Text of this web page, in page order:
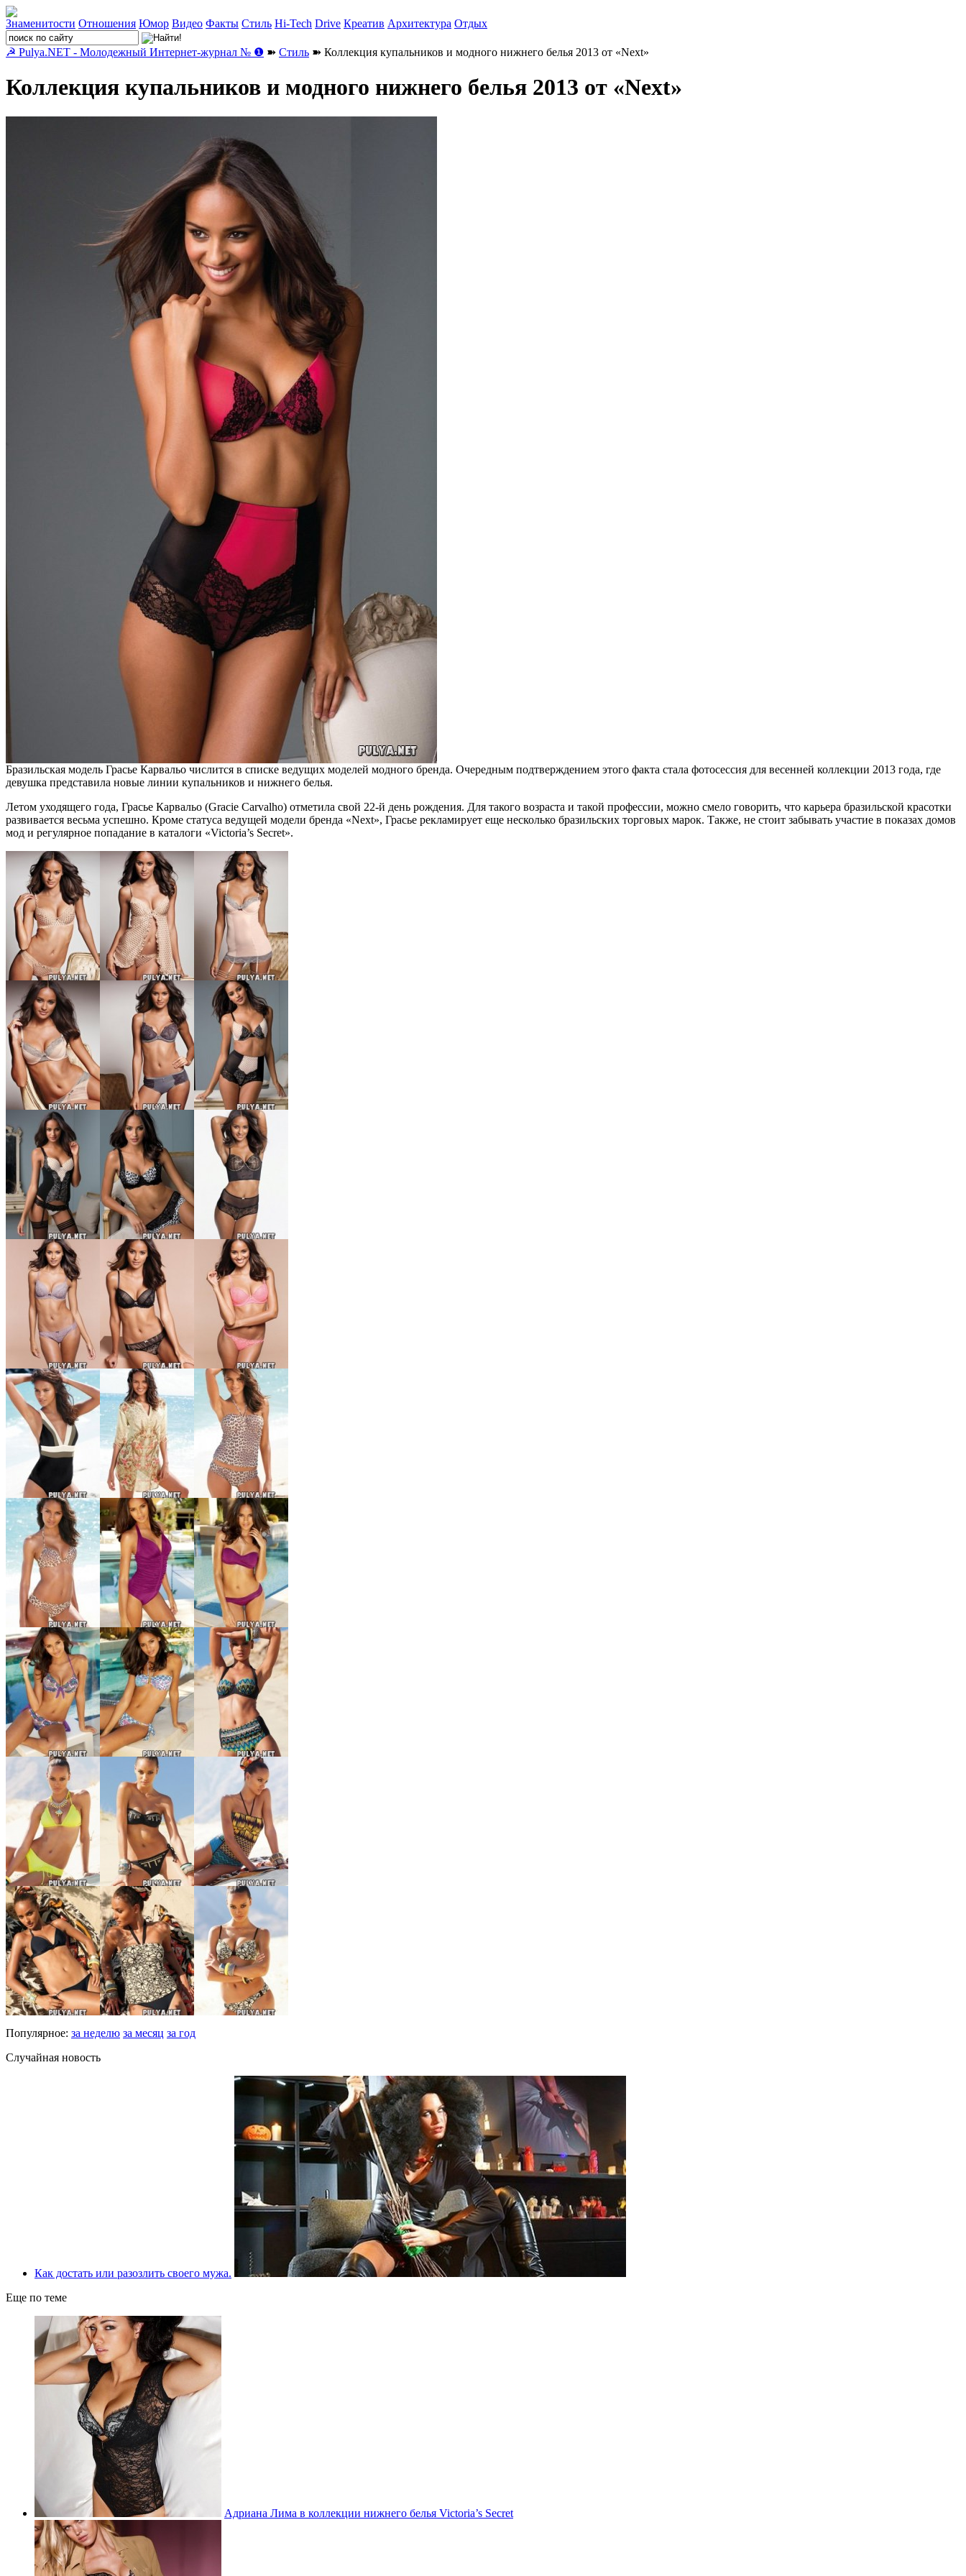
Знаменитости Отношения Юмор Видео Факты Стиль Hi-Tech Drive Креатив Архитектура Отдых
☭ Pulya.NET - Молодежный Интернет-журнал № ❶ ➽ Стиль ➽ Коллекция купальников и модного нижнего белья 2013 от «Next»
Коллекция купальников и модного нижнего белья 2013 от «Next»
Бразильская модель Грасье Карвальо числится в списке ведущих моделей модного бренда. Очередным подтверждением этого факта стала фотосессия для весенней коллекции 2013 года, где
девушка представила новые линии купальников и нижнего белья.
Летом уходящего года, Грасье Карвальо (Gracie Carvalho) отметила свой 22-й день рождения. Для такого возраста и такой профессии, можно смело говорить, что карьера бразильской красотки
развивается весьма успешно. Кроме статуса ведущей модели бренда «Next», Грасье рекламирует еще несколько бразильских торговых марок. Также, не стоит забывать участие в показах домов
мод и регулярное попадание в каталоги «Victoria’s Secret».
Популярное: за неделю за месяц за год
Случайная новость
Как достать или разозлить своего мужа.
Еще по теме
Адриана Лима в коллекции нижнего белья Victoria’s Secret